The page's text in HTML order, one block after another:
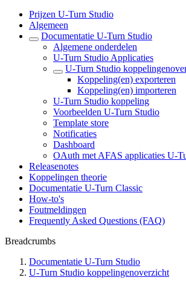
Prijzen U-Turn Studio
Algemeen
Documentatie U-Turn Studio
Algemene onderdelen
U-Turn Studio Applicaties
U-Turn Studio
Koppeling(en) exporteren
Koppeling(en) importeren
U-Turn Studio koppeling
Voorbeelden U-Turn Studio
Template store
Notificaties
Dashboard
OAuth met AFAS applicaties U-
Releasenotes
Koppelingen theorie
Documentatie U-Turn Classic
How-to's
Foutmeldingen
Frequently Asked Questions (FAQ)
Breadcrumbs
Documentatie U-Turn Studio
U-Turn Studio koppelingenoverzicht